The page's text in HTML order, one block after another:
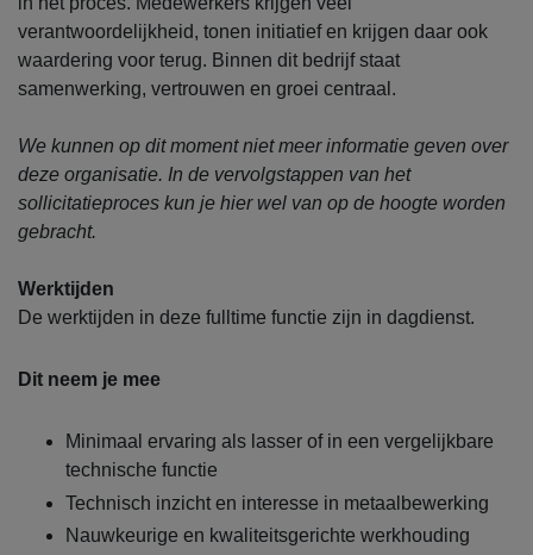
verantwoordelijkheid, tonen initiatief en krijgen daar ook
waardering voor terug. Binnen dit bedrijf staat
samenwerking, vertrouwen en groei centraal.
We kunnen op dit moment niet meer informatie geven over
deze organisatie. In de vervolgstappen van het
sollicitatieproces kun je hier wel van op de hoogte worden
gebracht.
Werktijden
De werktijden in deze fulltime functie zijn in dagdienst.
Dit neem je mee
Minimaal ervaring als lasser of in een vergelijkbare
technische functie
Technisch inzicht en interesse in metaalbewerking
Nauwkeurige en kwaliteitsgerichte werkhouding